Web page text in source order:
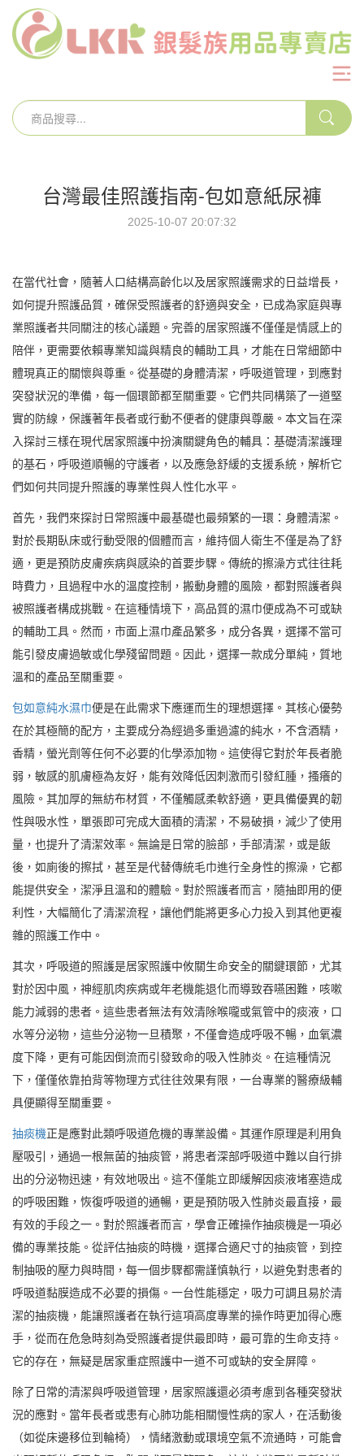
台灣最佳照護指南-包如意紙尿褲
2025-10-07 20:07:32
在當代社會，隨著人口結構高齡化以及居家照護需求的日益增長，
如何提升照護品質，確保受照護者的舒適與安全，已成為家庭與專
業照護者共同關注的核心議題。完善的居家照護不僅僅是情感上的
陪伴，更需要依賴專業知識與精良的輔助工具，才能在日常細節中
體現真正的關懷與尊重。從基礎的身體清潔，呼吸道管理，到應對
突發狀況的準備，每一個環節都至關重要。它們共同構築了一道堅
實的防線，保護著年長者或行動不便者的健康與尊嚴。本文旨在深
入探討三樣在現代居家照護中扮演關鍵角色的輔具：基礎清潔護理
的基石，呼吸道順暢的守護者，以及應急舒緩的支援系統，解析它
們如何共同提升照護的專業性與人性化水平。
首先，我們來探討日常照護中最基礎也最頻繁的一環：身體清潔。
對於長期臥床或行動受限的個體而言，維持個人衛生不僅是為了舒
適，更是預防皮膚疾病與感染的首要步驟。傳統的擦澡方式往往耗
時費力，且過程中水的溫度控制，搬動身體的風險，都對照護者與
被照護者構成挑戰。在這種情境下，高品質的濕巾便成為不可或缺
的輔助工具。然而，市面上濕巾產品繁多，成分各異，選擇不當可
能引發皮膚過敏或化學殘留問題。因此，選擇一款成分單純，質地
溫和的產品至關重要。
包如意純水濕巾便是在此需求下應運而生的理想選擇。其核心優勢
在於其極簡的配方，主要成分為經過多重過濾的純水，不含酒精，
香精，螢光劑等任何不必要的化學添加物。這使得它對於年長者脆
弱，敏感的肌膚極為友好，能有效降低因刺激而引發紅腫，搔癢的
風險。其加厚的無紡布材質，不僅觸感柔軟舒適，更具備優異的韌
性與吸水性，單張即可完成大面積的清潔，不易破損，減少了使用
量，也提升了清潔效率。無論是日常的臉部，手部清潔，或是飯
後，如廁後的擦拭，甚至是代替傳統毛巾進行全身性的擦澡，它都
能提供安全，潔淨且溫和的體驗。對於照護者而言，隨抽即用的便
利性，大幅簡化了清潔流程，讓他們能將更多心力投入到其他更複
雜的照護工作中。
其次，呼吸道的照護是居家照護中攸關生命安全的關鍵環節，尤其
對於因中風，神經肌肉疾病或年老機能退化而導致吞嚥困難，咳嗽
能力減弱的患者。這些患者無法有效清除喉嚨或氣管中的痰液，口
水等分泌物，這些分泌物一旦積聚，不僅會造成呼吸不暢，血氧濃
度下降，更有可能因倒流而引發致命的吸入性肺炎。在這種情況
下，僅僅依靠拍背等物理方式往往效果有限，一台專業的醫療級輔
具便顯得至關重要。
抽痰機正是應對此類呼吸道危機的專業設備。其運作原理是利用負
壓吸引，通過一根無菌的抽痰管，將患者深部呼吸道中難以自行排
出的分泌物迅速，有效地吸出。這不僅能立即緩解因痰液堵塞造成
的呼吸困難，恢復呼吸道的通暢，更是預防吸入性肺炎最直接，最
有效的手段之一。對於照護者而言，學會正確操作抽痰機是一項必
備的專業技能。從評估抽痰的時機，選擇合適尺寸的抽痰管，到控
制抽吸的壓力與時間，每一個步驟都需謹慎執行，以避免對患者的
呼吸道黏膜造成不必要的損傷。一台性能穩定，吸力可調且易於清
潔的抽痰機，能讓照護者在執行這項高度專業的操作時更加得心應
手，從而在危急時刻為受照護者提供最即時，最可靠的生命支持。
它的存在，無疑是居家重症照護中一道不可或缺的安全屏障。
除了日常的清潔與呼吸道管理，居家照護還必須考慮到各種突發狀
況的應對。當年長者或患有心肺功能相關慢性病的家人，在活動後
（如從床邊移位到輪椅），情緒激動或環境空氣不流通時，可能會